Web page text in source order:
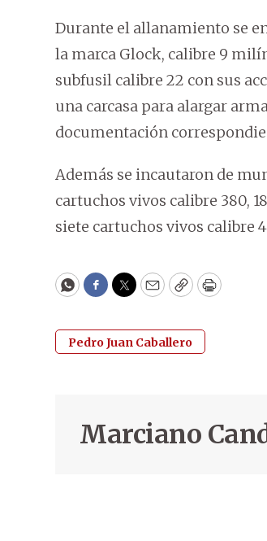
Durante el allanamiento se
la marca Glock, calibre 9
subfusil calibre 22 con sus
una carcasa para alargar
documentación
Además se incautaron de
cartuchos vivos calibre 380,
siete cartuchos vivos calibre
WhatsApp
Facebook
Twitter
EmailCopyPrint
Pedro Juan Caballero
Marciano